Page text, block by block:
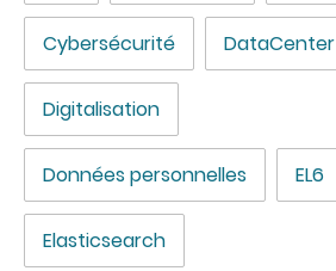
Cybersécurité DataCenter
Digitalisation
Données personnelles EL6
Elasticsearch